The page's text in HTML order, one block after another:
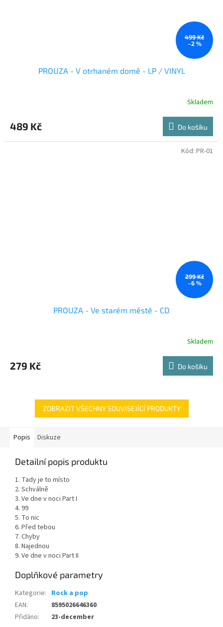
499 Kč
–2 %
PROUZA - V otrhaném domě - LP / VINYL
Skladem
489 Kč Do košíku
299 Kč
–6 %
PROUZA - Ve starém městě - CD
Skladem
279 Kč Do košíku
Kód: PR-01
ZOBRAZIT VŠECHNY SOUVISEJÍCÍ PRODUKTY
Popis Diskuze
Detailní popis produktu
1. Tady je to místo
2. Schválně
3. Ve dne v noci Part I
4. 99
5. To nic
6. Před tebou
7. Chyby
8. Najednou
9. Ve dne v noci Part II
Doplňkové parametry
Kategorie: Rock a pop
EAN:
8595026646360
Přidáno: 23-december